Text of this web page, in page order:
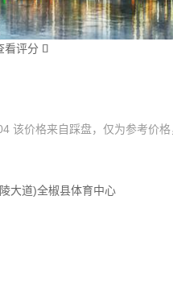
看评分 
该价格来自踩盘，仅为参考价
大道)全椒县体育中心